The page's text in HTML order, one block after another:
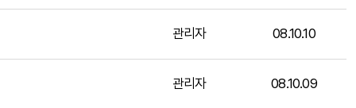
관리자 08.10.10
관리자 08.10.09